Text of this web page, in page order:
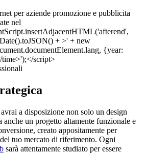
avrai a disposizione non solo un design
anche un progetto altamente funzionale e
creato appositamente per
tuo mercato di riferimento. Ogni
sarà attentamente studiato per essere